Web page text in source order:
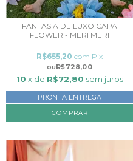
FANTASIA DE LUXO CAPA
FLOWER - MERI MERI
R$728,00
R$655,20 com Pix
10 x de R$72,80 sem juros
PRONTA ENTREGA